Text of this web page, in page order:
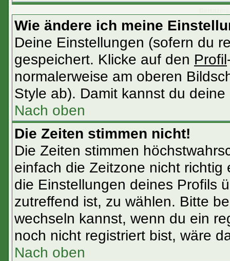
Wie ändere ich meine
Deine Einstellungen (sofern du
gespeichert. Klicke auf den Profil
normalerweise am oberen
Style ab). Damit kannst du
Nach oben
Die Zeiten stimmen nicht!
Die Zeiten stimmen
einfach die Zeitzone nicht
die Einstellungen deines Profils
zutreffend ist, zu wählen. Bitte
wechseln kannst, wenn du ein
noch nicht registriert bist, wäre
Nach oben